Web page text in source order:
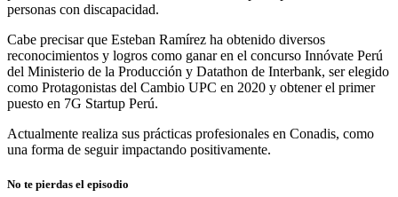
personas con discapacidad.
Cabe precisar que Esteban Ramírez ha obtenido diversos
reconocimientos y logros como ganar en el concurso Innóvate Perú
del Ministerio de la Producción y Datathon de Interbank, ser elegido
como Protagonistas del Cambio UPC en 2020 y obtener el primer
puesto en 7G Startup Perú.
Actualmente realiza sus prácticas profesionales en Conadis, como
una forma de seguir impactando positivamente.
No te pierdas el episodio